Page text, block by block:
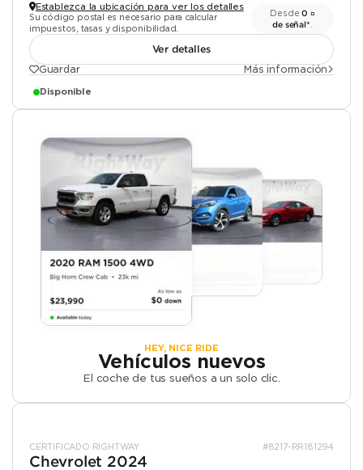
Establezca la ubicación para ver los detalles
Su código postal es necesario para calcular
impuestos, tasas y disponibilidad.
Desde0 ¤
de señal*
Ver detalles
Guardar
Más información
Disponible
HEY, NICE RIDE
Vehículos nuevos
El coche de tus sueños a un solo clic.
CERTIFICADO RIGHTWAY #8217-RR181294
Chevrolet 2024